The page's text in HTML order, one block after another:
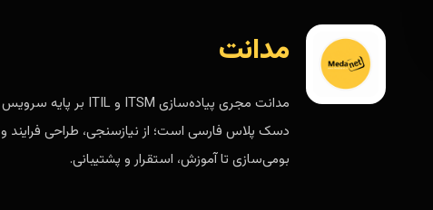
مدانت
مدانت مجری پیاده‌سازی ITSM و ITIL بر پایه سرویس
دسک پلاس فارسی است؛ از نیازسنجی، طراحی فرایند و
بومی‌سازی تا آموزش، استقرار و پشتیبانی.